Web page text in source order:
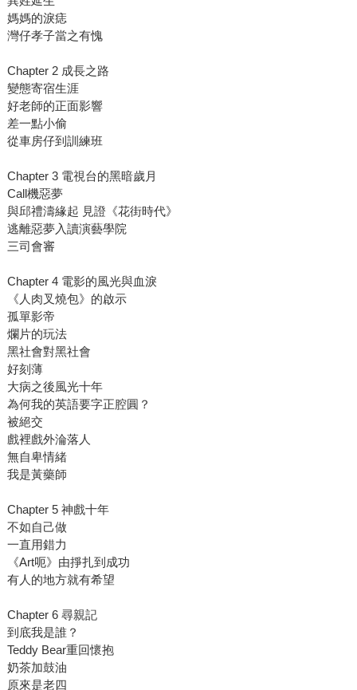
媽媽的淚痣
灣仔孝子當之有愧
Chapter 2 成長之路
變態寄宿生涯
好老師的正面影響
差一點小偷
從車房仔到訓練班
Chapter 3 電視台的黑暗歲月
Call機惡夢
與邱禮濤緣起 見證《花街時代》
逃離惡夢入讀演藝學院
三司會審
Chapter 4 電影的風光與血淚
《人肉叉燒包》的啟示
孤單影帝
爛片的玩法
黑社會對黑社會
好刻薄
大病之後風光十年
為何我的英語要字正腔圓？
被絕交
戲裡戲外淪落人
無自卑情緒
我是黃藥師
Chapter 5 神戲十年
不如自己做
一直用錯力
《Art呃》由掙扎到成功
有人的地方就有希望
Chapter 6 尋親記
到底我是誰？
Teddy Bear重回懷抱
奶茶加鼓油
原來是老四